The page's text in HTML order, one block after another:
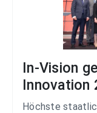
In-Vision
Innovation
Höchste